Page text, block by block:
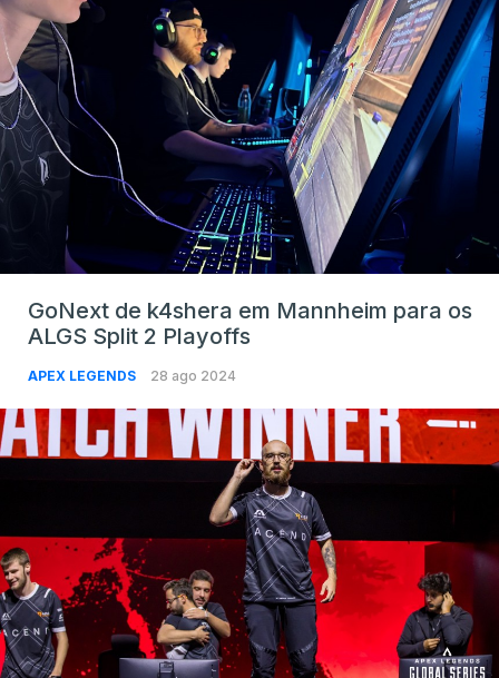
GoNext de k4shera em Mannheim para os
ALGS Split 2 Playoffs
APEX LEGENDS 28 ago 2024